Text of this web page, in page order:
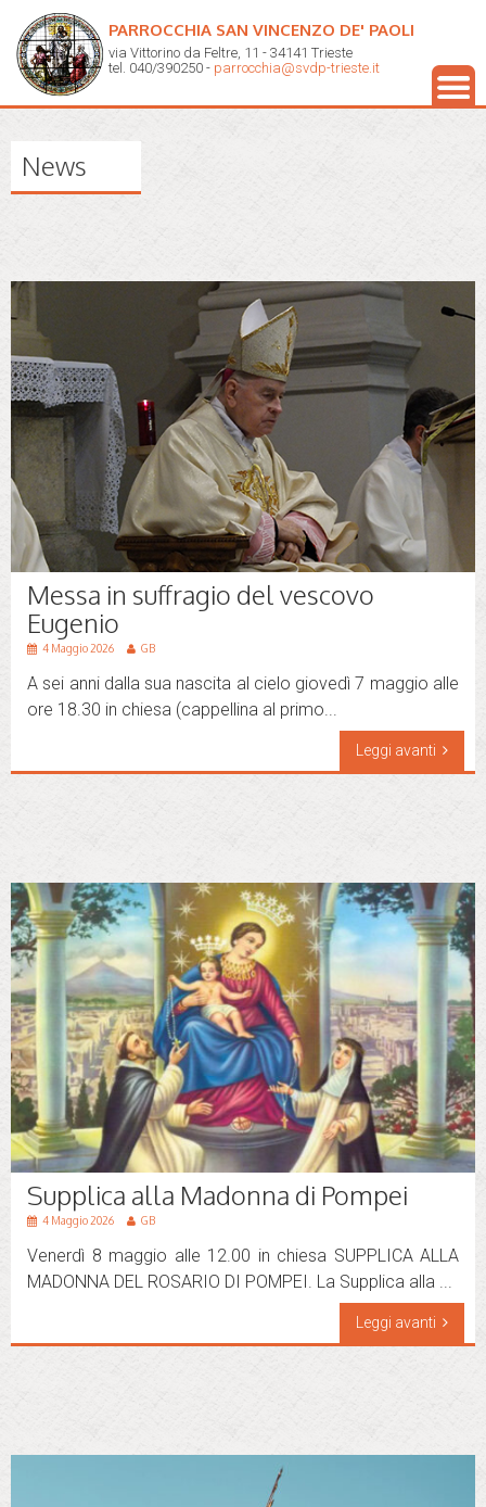
PARROCCHIA SAN VINCENZO DE' PAOLI
via Vittorino da Feltre, 11 - 34141 Trieste
tel. 040/390250 - parrocchia@svdp-trieste.it
News
Messa in suffragio del vescovo
Eugenio
4 Maggio 2026 GB
A sei anni dalla sua nascita al cielo giovedì 7 maggio alle
ore 18.30 in chiesa (cappellina al primo...
Leggi avanti
Supplica alla Madonna di Pompei
4 Maggio 2026 GB
Venerdì 8 maggio alle 12.00 in chiesa SUPPLICA ALLA
MADONNA DEL ROSARIO DI POMPEI. La Supplica alla ...
Leggi avanti